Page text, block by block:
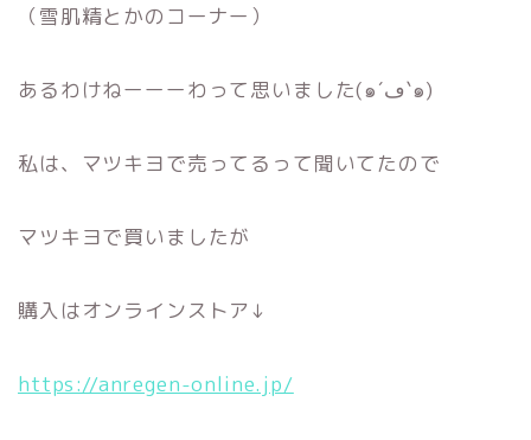
（雪肌精とかのコーナー）
あるわけねーーーわって思いました(๑´ڡ`๑)
私は、マツキヨで売ってるって聞いてたので
マツキヨで買いましたが
購入はオンラインストア↓
https://anregen-online.jp/